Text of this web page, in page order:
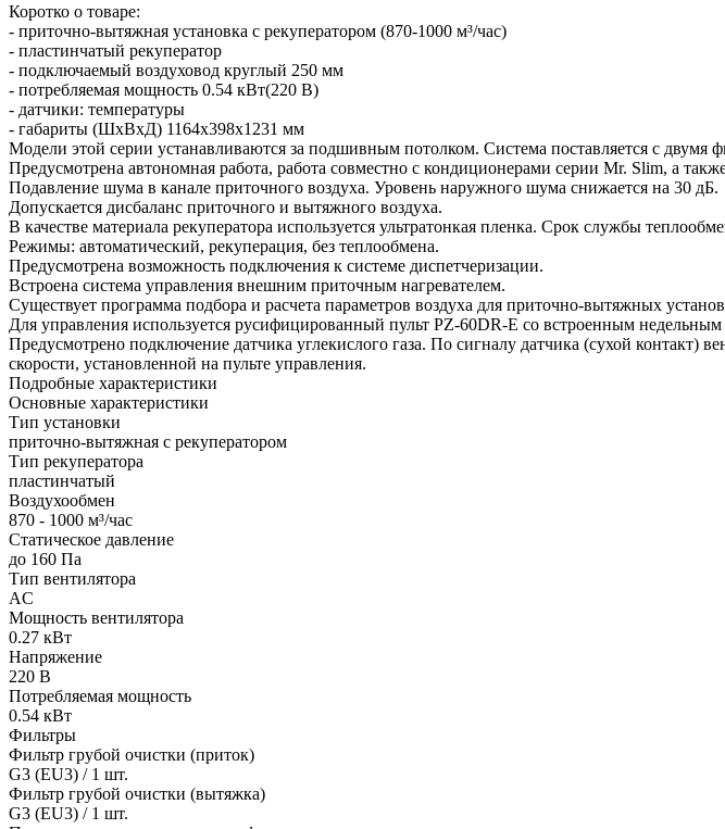
Коротко о товаре:
- приточно-вытяжная установка с рекуператором (870-1000 м³/час)
- пластинчатый рекуператор
- подключаемый воздуховод круглый 250 мм
- потребляемая мощность 0.54 кВт(220 В)
- датчики: температуры
- габариты (ШхВхД) 1164x398x1231 мм
Модели этой серии устанавливаются за подшивным потолком. Система поставляется с двумя
Предусмотрена автономная работа, работа совместно с кондиционерами серии Mr. Slim, а
Подавление шума в канале приточного воздуха. Уровень наружного шума снижается на 30 дБ.
Допускается дисбаланс приточного и вытяжного воздуха.
В качестве материала рекуператора используется ультратонкая пленка. Срок службы
Режимы: автоматический, рекуперация, без теплообмена.
Предусмотрена возможность подключения к системе диспетчеризации.
Встроена система управления внешним приточным нагревателем.
Существует программа подбора и расчета параметров воздуха для приточно-вытяжных
Для управления используется русифицированный пульт PZ-60DR-E со встроенным
Предусмотрено подключение датчика углекислого газа. По сигналу датчика (сухой контакт)
скорости, установленной на пульте управления.
Подробные характеристики
Основные характеристики
Тип установки
приточно-вытяжная с рекуператором
Тип рекуператора
пластинчатый
Воздухообмен
870 - 1000 м³/час
Статическое давление
до 160 Па
Тип вентилятора
AC
Мощность вентилятора
0.27 кВт
Напряжение
220 В
Потребляемая мощность
0.54 кВт
Фильтры
Фильтр грубой очистки (приток)
G3 (EU3) / 1 шт.
Фильтр грубой очистки (вытяжка)
G3 (EU3) / 1 шт.